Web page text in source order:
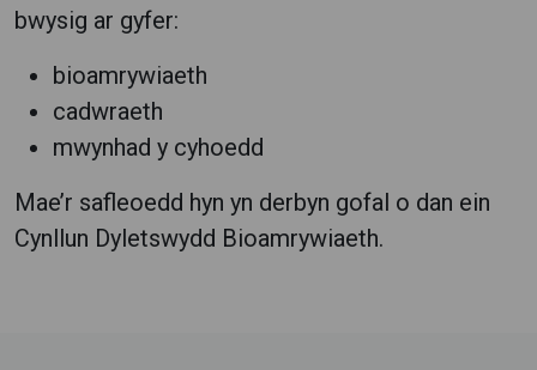
bwysig ar gyfer:
bioamrywiaeth
cadwraeth
mwynhad y cyhoedd
Mae’r safleoedd hyn yn derbyn gofal o dan ein
Cynllun Dyletswydd Bioamrywiaeth.